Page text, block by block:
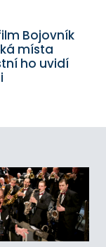
Bojovník
místa
ho uvidí